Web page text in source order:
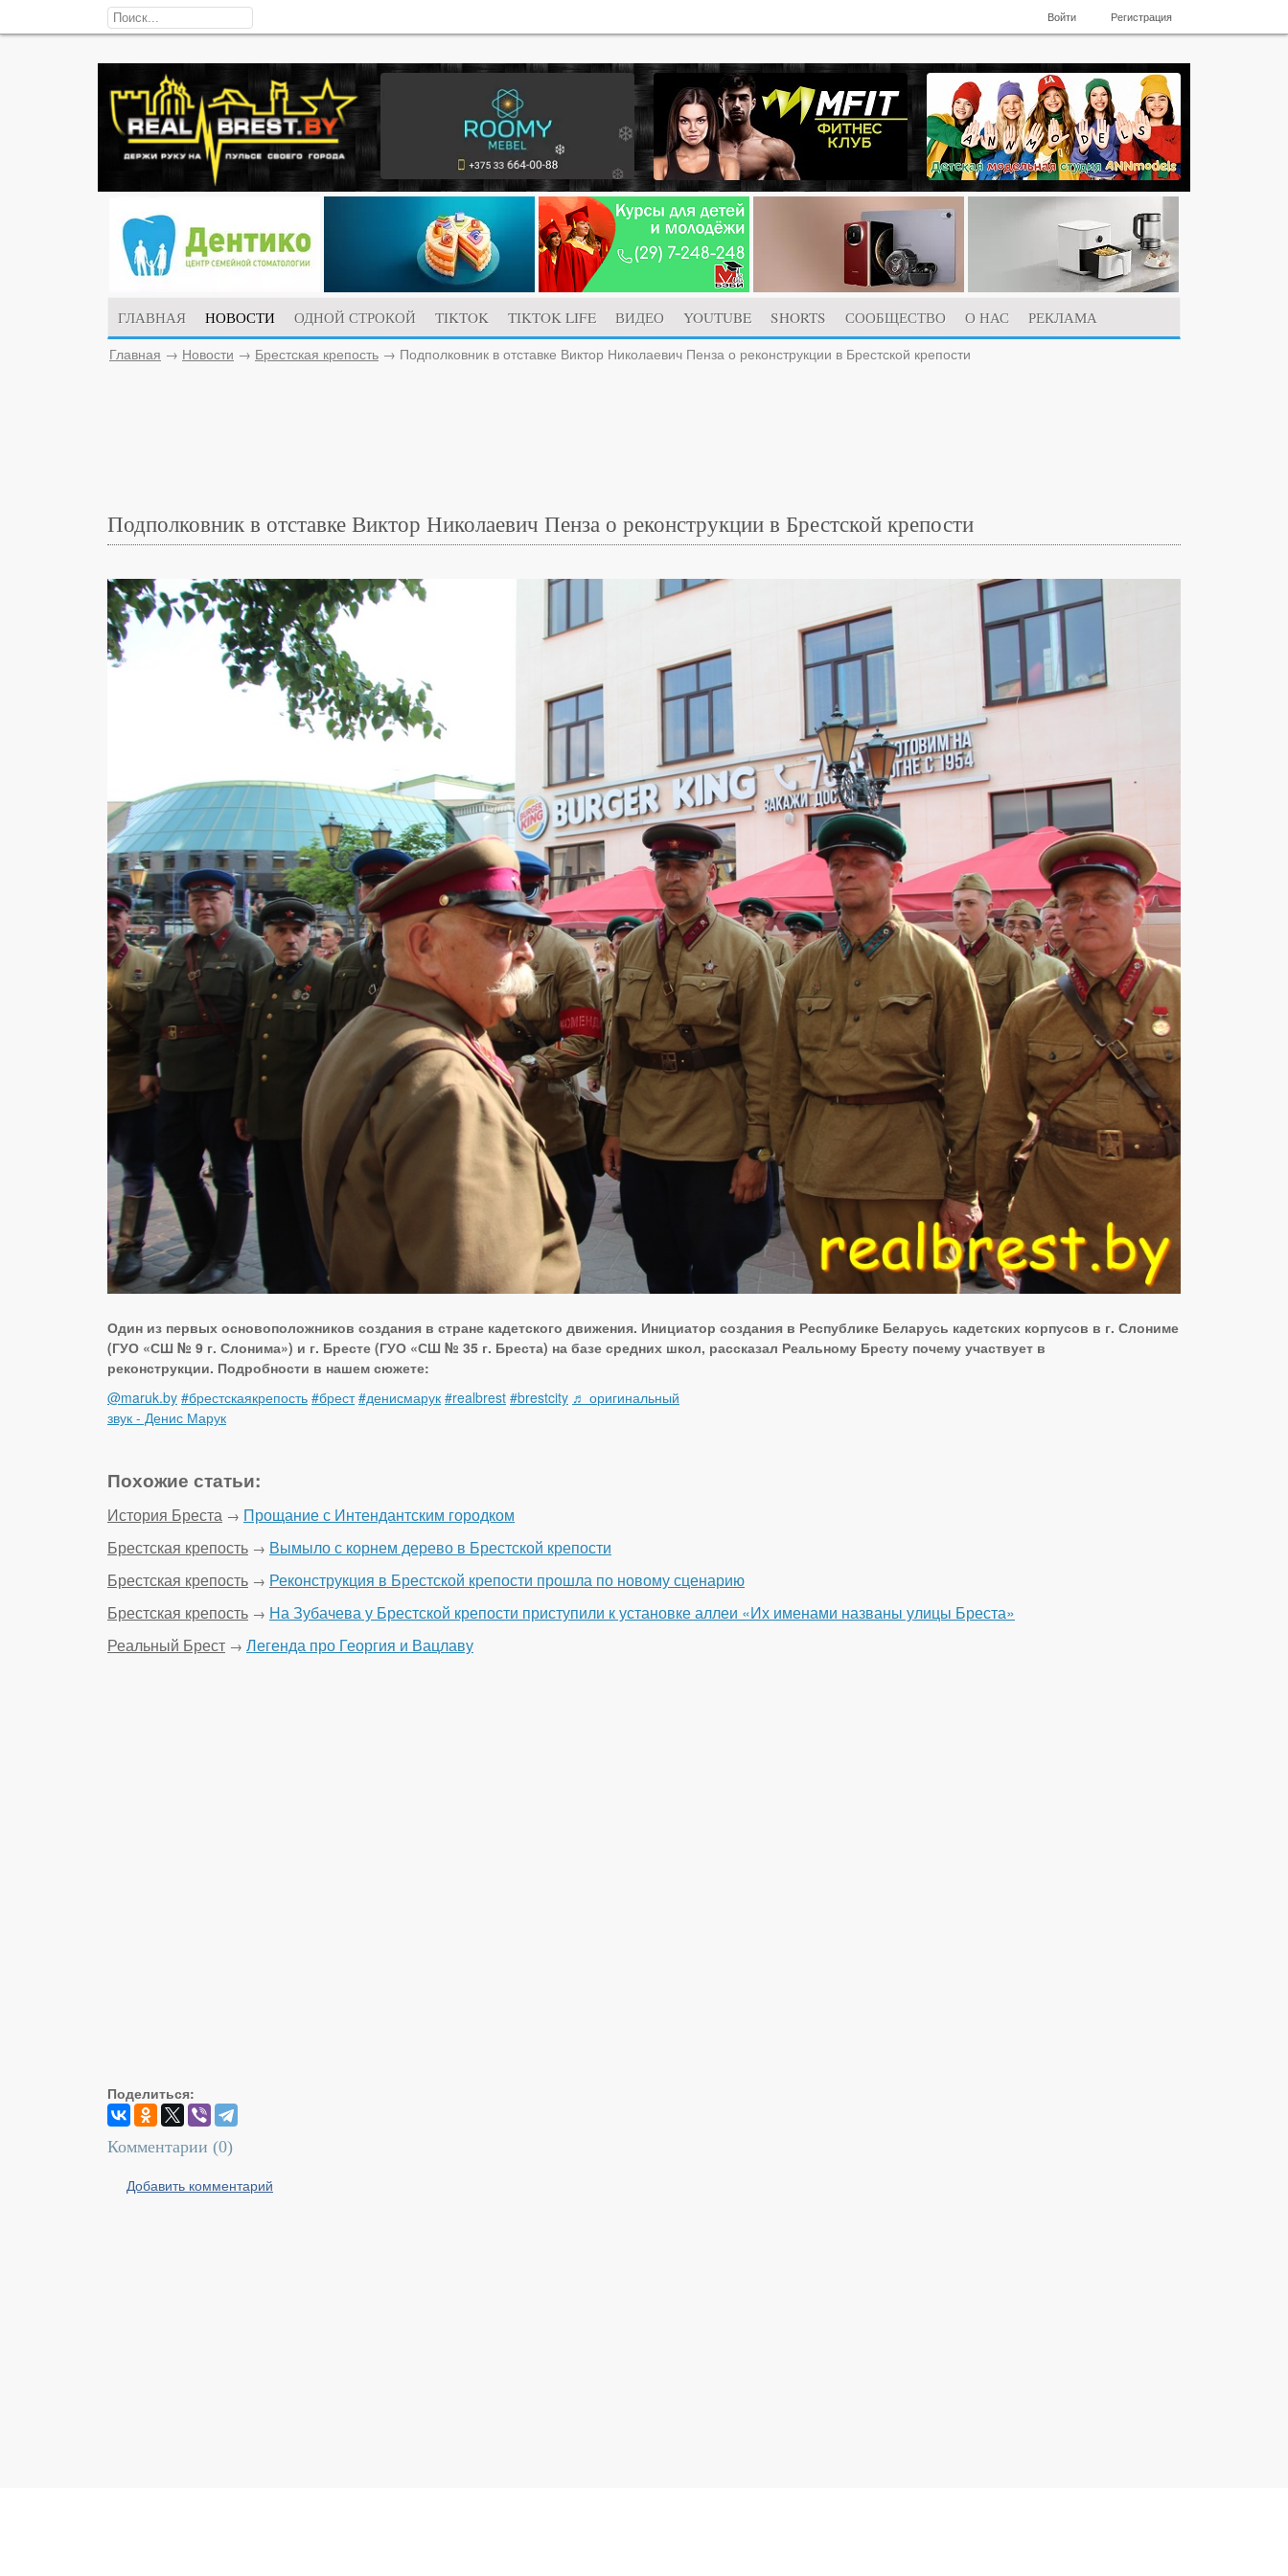
Войти Регистрация
ГЛАВНАЯ НОВОСТИ ОДНОЙ СТРОКОЙ TIKTOK TIKTOK LIFE ВИДЕО YOUTUBE SHORTS СООБЩЕСТВО О НАС
РЕКЛАМА
Главная → Новости → Брестская крепость → Подполковник в отставке Виктор Николаевич Пенза о реконструкции в Брестской крепости
Подполковник в отставке Виктор Николаевич Пенза о реконструкции в Брестской крепости
Один из первых основоположников создания в стране кадетского движения. Инициатор создания в Республике Беларусь кадетских корпусов в г. Слониме
(ГУО «СШ № 9 г. Слонима») и г. Бресте (ГУО «СШ № 35 г. Бреста) на базе средних школ, рассказал Реальному Бресту почему участвует в
реконструкции. Подробности в нашем сюжете:
@maruk.by #брестскаякрепость #брест #денисмарук #realbrest #brestcity ♬ оригинальный
звук - Денис Марук
Похожие статьи:
История Бреста → Прощание с Интендантским городком
Брестская крепость → Вымыло с корнем дерево в Брестской крепости
Брестская крепость → Реконструкция в Брестской крепости прошла по новому сценарию
Брестская крепость → На Зубачева у Брестской крепости приступили к установке аллеи «Их именами названы улицы Бреста»
Реальный Брест → Легенда про Георгия и Вацлаву
Поделиться:
Комментарии (0)
Добавить комментарий